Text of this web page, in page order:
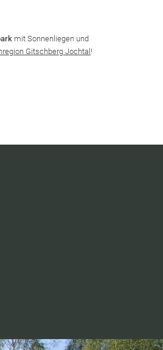
mit Sonnenliegen und
Gitschberg Jochtal !